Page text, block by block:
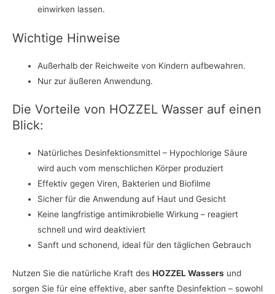
einwirken lassen.
Wichtige Hinweise
Außerhalb der Reichweite von Kindern aufbewahren.
Nur zur äußeren Anwendung.
Die Vorteile von HOZZEL Wasser auf einen
Blick:
Natürliches Desinfektionsmittel – Hypochlorige Säure
wird auch vom menschlichen Körper produziert
Effektiv gegen Viren, Bakterien und Biofilme
Sicher für die Anwendung auf Haut und Gesicht
Keine langfristige antimikrobielle Wirkung – reagiert
schnell und wird deaktiviert
Sanft und schonend, ideal für den täglichen Gebrauch
Nutzen Sie die natürliche Kraft des HOZZEL Wassers und
sorgen Sie für eine effektive, aber sanfte Desinfektion – sowohl